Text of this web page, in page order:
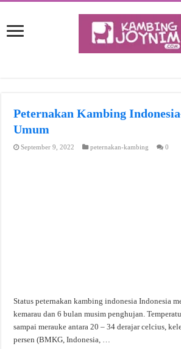
Peternakan Kambing
Umum
September 9, 2022 peternakan-kambing 0
Status peternakan kambing indonesia Indonesia
kemarau dan 6 bulan musim penghujan.
sampai merauke antara 20 – 34 derajar celcius,
persen (BMKG, Indonesia, …